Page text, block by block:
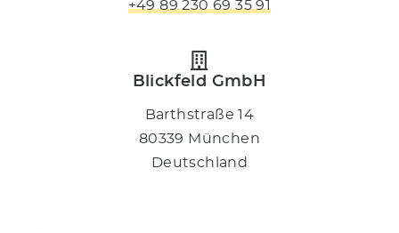
+49 89 230 69 35 91
Blickfeld GmbH
Barthstraße 14
80339 München
Deutschland